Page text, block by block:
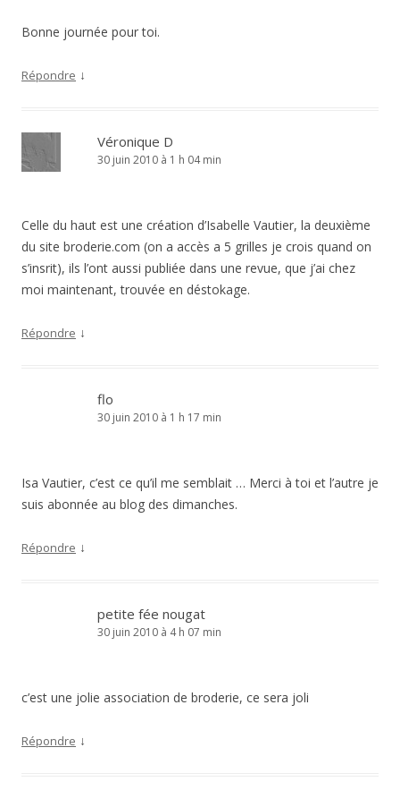
Bonne journée pour toi.
Répondre ↓
Véronique D
30 juin 2010 à 1 h 04 min
Celle du haut est une création d’Isabelle Vautier, la deuxième
du site broderie.com (on a accès a 5 grilles je crois quand on
s’insrit), ils l’ont aussi publiée dans une revue, que j’ai chez
moi maintenant, trouvée en déstokage.
Répondre ↓
flo
30 juin 2010 à 1 h 17 min
Isa Vautier, c’est ce qu’il me semblait … Merci à toi et l’autre je
suis abonnée au blog des dimanches.
Répondre ↓
petite fée nougat
30 juin 2010 à 4 h 07 min
c’est une jolie association de broderie, ce sera joli
Répondre ↓